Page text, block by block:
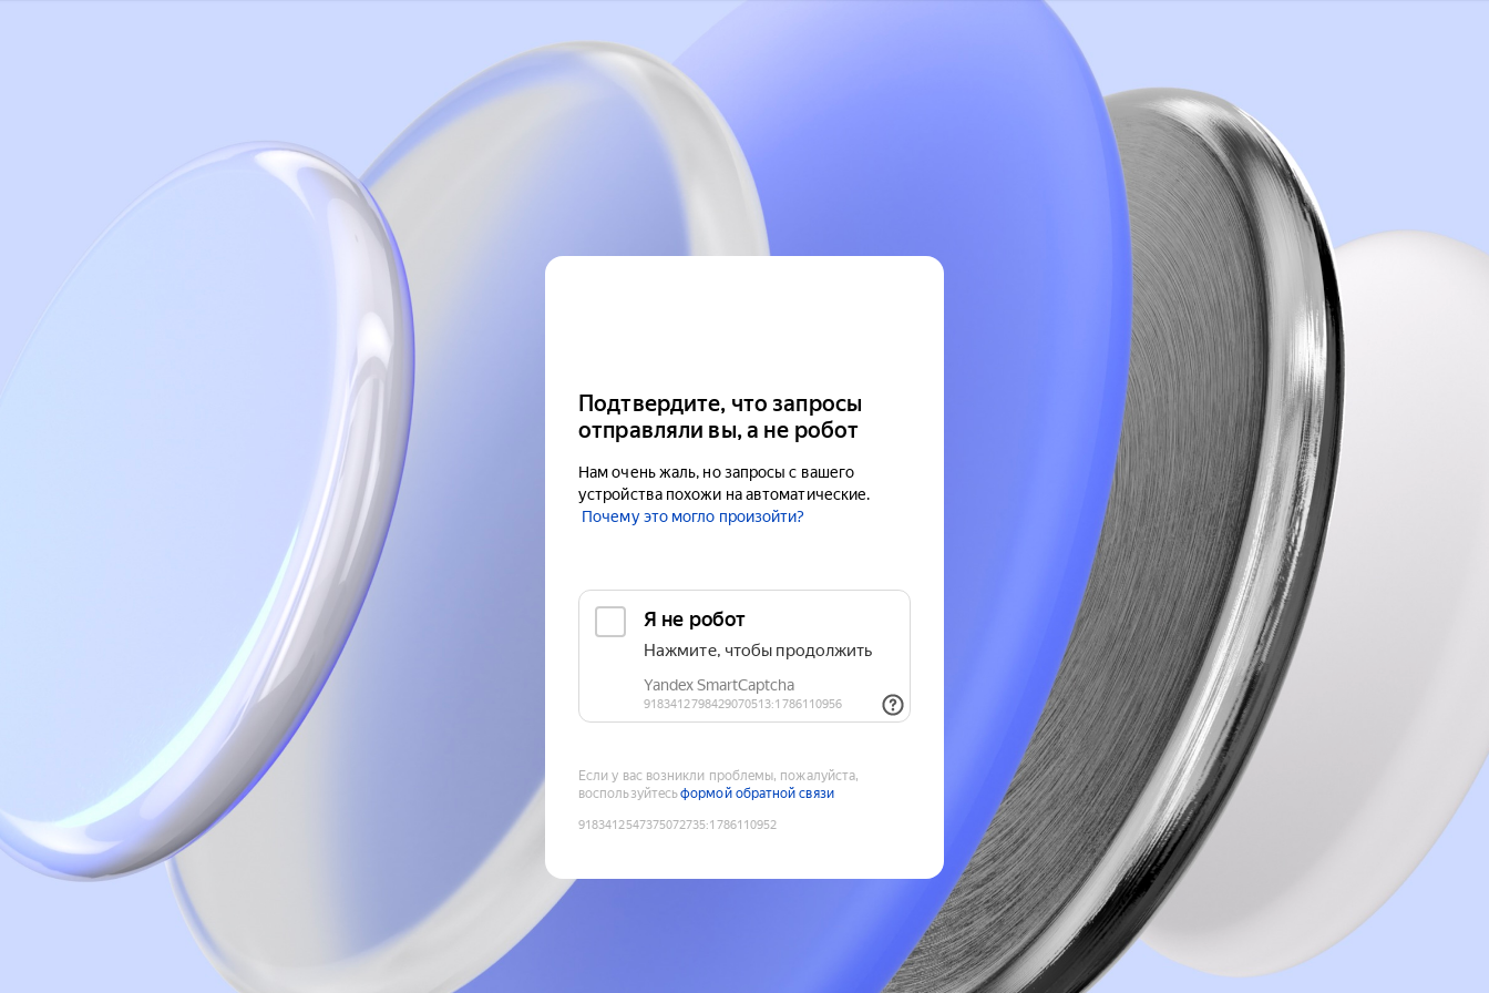
Подтвердите, что запросы
отправляли вы, а не робот
Нам очень жаль, но запросы с вашего
устройства похожи на автоматические.
Почему это могло произойти?
Если у вас возникли проблемы, пожалуйста,
воспользуйтесьформой обратной связи
9183412547375072735:1786110952